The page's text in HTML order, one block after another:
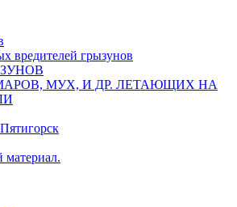
вредителей грызунов
МУХ, И ДР. ЛЕТАЮЩИХ НА